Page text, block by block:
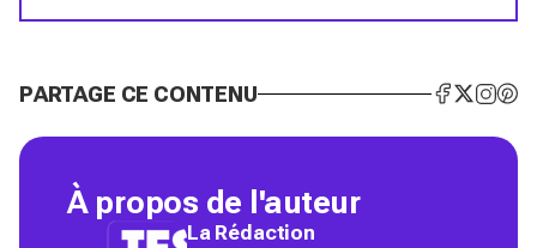
PARTAGE CE CONTENU
À propos de l'auteur
La Rédaction